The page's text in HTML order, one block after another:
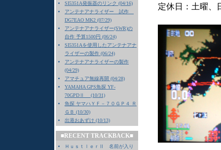
SI5351A発振器のリンク (04/16)
アンテナアナライザー 試作
DG7EAO MK2 (07/29)
アンテナアナライザー(SWR)の
自作 予算1500円 (06/24)
SI5351Aを使用したアンテナアナ
ライザーの製作 (06/24)
アンテナアナライザーの製作
(04/29)
アマチュア無線再開 (04/28)
YAMAHA GPS魚探 YF-
70GPDⅡ (10/31)
魚探 ヤマハＹＦ－７０ＧＰ４ Ｒ
ＧＢ (10/30)
出港おあずけ (10/13)
■RECENT TRACKBACK■
ＨｕｓｔｌｅｒⅡ 名前が入り
定休日：土曜